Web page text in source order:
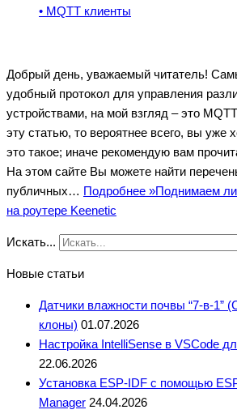
• MQTT клиенты
Добрый день, уважаемый читатель!
удобный протокол для управления
устройствами, на мой взгляд – это
эту статью, то вероятнее всего, вы уже
это такое; иначе рекомендую вам
На этом сайте Вы можете найти
публичных… Подробнее »Поднимаем
на роутере Keenetic
Искать...
Новые статьи
Датчики влажности почвы “7-в-1”
клоны) 01.07.2026
Настройка IntelliSense в VSCode
22.06.2026
Установка ESP-IDF с помощью
Manager 24.04.2026